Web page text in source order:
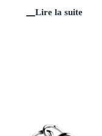
Lire la suite